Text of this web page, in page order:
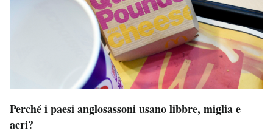
Perché i paesi anglosassoni usano libbre, miglia e
acri?